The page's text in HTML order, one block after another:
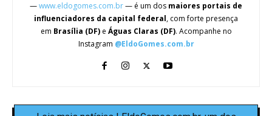
—www.eldogomes.com.br— é um dos maiores portais de
influenciadores da capital federal, com forte presença
em Brasília (DF)e Águas Claras (DF). Acompanhe no
Instagram @EldoGomes.com.br